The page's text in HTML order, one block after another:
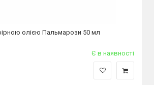
олією Пальмарози 50 мл
Є в наявності